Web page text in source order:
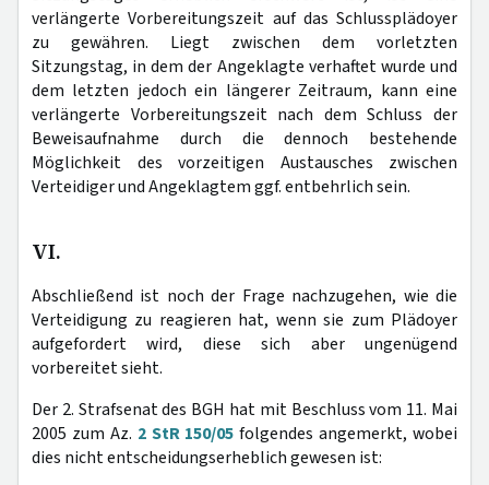
verlängerte Vorbereitungszeit auf das Schlussplädoyer
zu gewähren. Liegt zwischen dem vorletzten
Sitzungstag, in dem der Angeklagte verhaftet wurde und
dem letzten jedoch ein längerer Zeitraum, kann eine
verlängerte Vorbereitungszeit nach dem Schluss der
Beweisaufnahme durch die dennoch bestehende
Möglichkeit des vorzeitigen Austausches zwischen
Verteidiger und Angeklagtem ggf. entbehrlich sein.
VI.
Abschließend ist noch der Frage nachzugehen, wie die
Verteidigung zu reagieren hat, wenn sie zum Plädoyer
aufgefordert wird, diese sich aber ungenügend
vorbereitet sieht.
Der 2. Strafsenat des BGH hat mit Beschluss vom 11. Mai
2005 zum Az. 2 StR 150/05 folgendes angemerkt, wobei
dies nicht entscheidungserheblich gewesen ist: